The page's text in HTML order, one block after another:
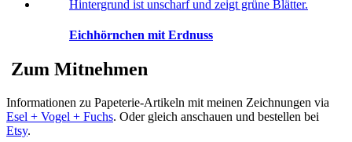
Eichhörnchen mit Erdnuss
Zum Mitnehmen
Informationen zu Papeterie-Artikeln mit meinen Zeichnungen via
Esel + Vogel + Fuchs. Oder gleich anschauen und bestellen bei
Etsy.